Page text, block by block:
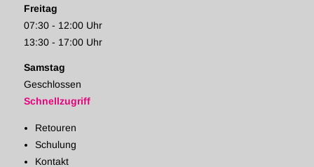
Freitag
07:30 - 12:00 Uhr
13:30 - 17:00 Uhr
Samstag
Geschlossen
Schnellzugriff
Retouren
Schulung
Kontakt